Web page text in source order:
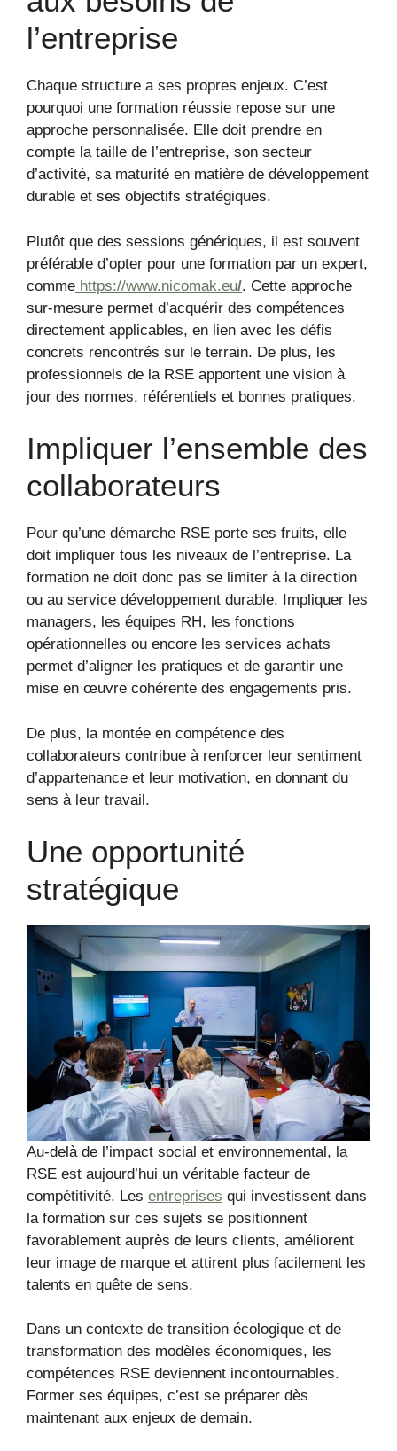
l’entreprise
Chaque structure a ses propres enjeux. C’est
pourquoi une formation réussie repose sur une
approche personnalisée. Elle doit prendre en
compte la taille de l’entreprise, son secteur
d’activité, sa maturité en matière de développement
durable et ses objectifs stratégiques.
Plutôt que des sessions génériques, il est souvent
préférable d’opter pour une formation par un expert,
comme https://www.nicomak.eu/. Cette approche
sur-mesure permet d’acquérir des compétences
directement applicables, en lien avec les défis
concrets rencontrés sur le terrain. De plus, les
professionnels de la RSE apportent une vision à
jour des normes, référentiels et bonnes pratiques.
Impliquer l’ensemble des
collaborateurs
Pour qu’une démarche RSE porte ses fruits, elle
doit impliquer tous les niveaux de l’entreprise. La
formation ne doit donc pas se limiter à la direction
ou au service développement durable. Impliquer les
managers, les équipes RH, les fonctions
opérationnelles ou encore les services achats
permet d’aligner les pratiques et de garantir une
mise en œuvre cohérente des engagements pris.
De plus, la montée en compétence des
collaborateurs contribue à renforcer leur sentiment
d’appartenance et leur motivation, en donnant du
sens à leur travail.
Une opportunité
stratégique
Au-delà de l’impact social et environnemental, la
RSE est aujourd’hui un véritable facteur de
compétitivité. Les entreprises qui investissent dans
la formation sur ces sujets se positionnent
favorablement auprès de leurs clients, améliorent
leur image de marque et attirent plus facilement les
talents en quête de sens.
Dans un contexte de transition écologique et de
transformation des modèles économiques, les
compétences RSE deviennent incontournables.
Former ses équipes, c’est se préparer dès
maintenant aux enjeux de demain.